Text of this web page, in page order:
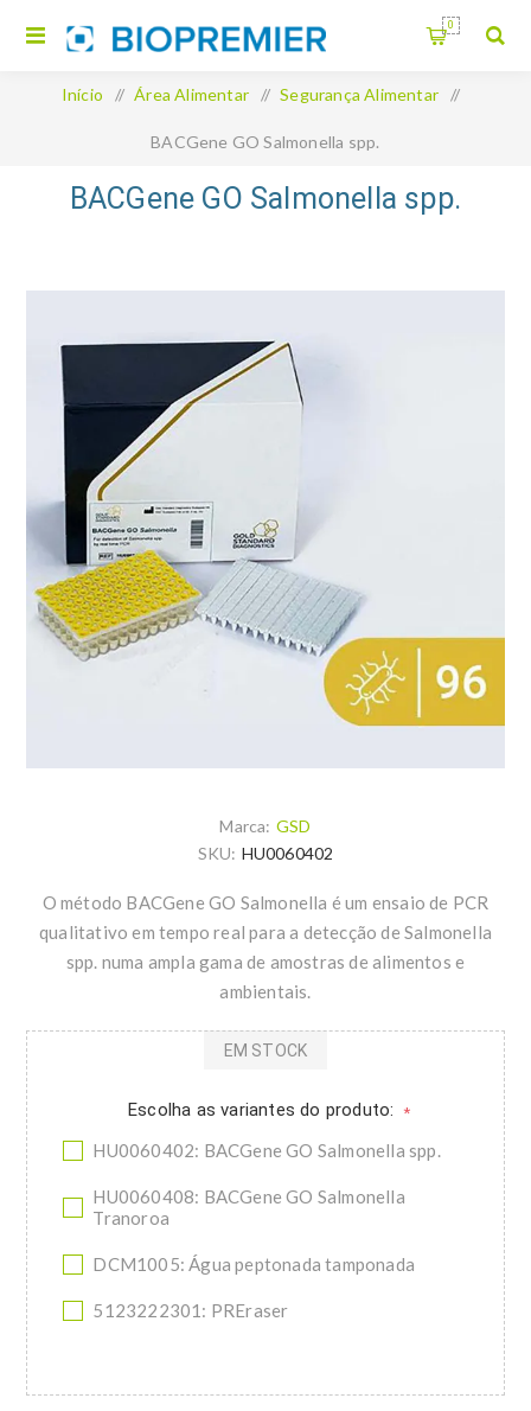
0
Início / Área Alimentar / Segurança Alimentar /
BACGene GO Salmonella spp.
BACGene GO Salmonella spp.
Marca: GSD
SKU: HU0060402
O método BACGene GO Salmonella é um ensaio de PCR
qualitativo em tempo real para a detecção de Salmonella
spp. numa ampla gama de amostras de alimentos e
ambientais.
Escolha as variantes do produto: *
HU0060402: BACGene GO Salmonella spp.
HU0060408: BACGene GO Salmonella
Tranoroa
DCM1005: Água peptonada tamponada
5123222301: PREraser
EM STOCK